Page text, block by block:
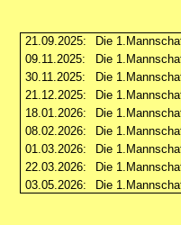
21.09.2025: Die
09.11.2025:
Die
30.11.2025:
Die
21.12.2025:
Die
18.01.2026:
Die
08.02.2026:
Die
01.03.2026:
Die
22.03.2026:
Die
03.05.2026:
Die